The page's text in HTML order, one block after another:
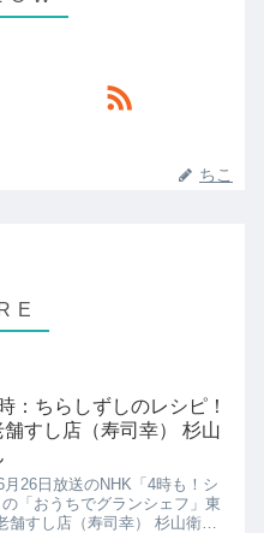
ちこ
：ちらしずしのレシピ！
舗すし店（寿司幸） 杉山
月26日放送のNHK「4時も！シ
「おうちでグランシェフ」東
舗すし店（寿司幸） 杉山衛さ